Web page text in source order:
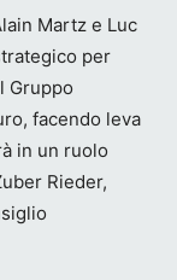
Martz e Luc
per
Gruppo
facendo leva
in un ruolo
Rieder,